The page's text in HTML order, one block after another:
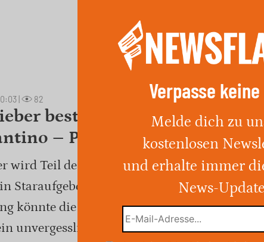
82
bestätigt Auftritt bei
– Pause wird länger
wird Teil der Halbzeitshow beim WM-Finale
Staraufgebot mit Madonna, Shakira und
könnte die reguläre Pause deutlich
unvergessliches Erlebnis mit einem Ziel
Verpasse
Melde dich zu
kostenlosen
und erhalte immer
News-